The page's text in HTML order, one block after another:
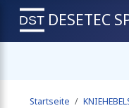
DESETEC
Startseite